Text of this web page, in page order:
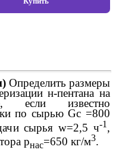
Определить размеры
н-пентана на
если известно
по сырью Gс =800
сырья w=2,5 ч-1 ,
рнас=650 кг/м3.